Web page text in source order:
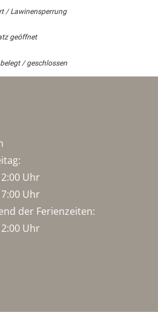
/ Lawinensperrung
geöffnet
/ geschlossen
Uhr
Uhr
der Ferienzeiten:
Uhr